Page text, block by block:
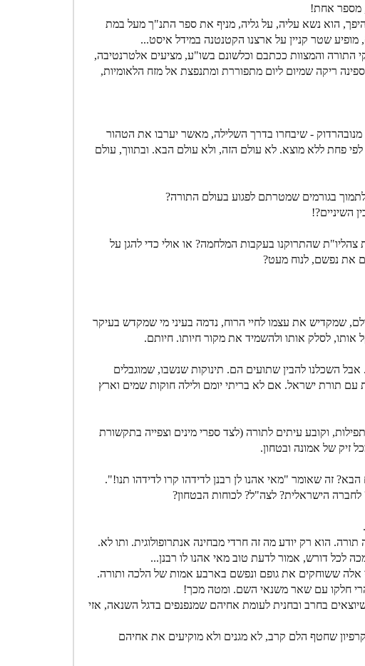
מספר אחת!
הוא נשא עליה, על גליה, מניף את ספר התנ"ך מעל במת
שטר קניין על ארצנו הקטנטנה במידל איסט...
התורה והמצוות ככתבם וכלשונם בשו"ע, מציעים אלטרנטיבה,
ריקה שמיום ליום מתפוררת ומתנפצת אל מזח הלאומיות,
- שיבחרו בדרך השלילה, מאשר יערבו את הטהור
פחת ללא מוצא. לא עולם הזה, ולא עולם הבא. ובתווך, עולם
בגורמים שמטרתם לפגוע בעולם התורה?
השיניים?!
שהתרוקנו בעקבות המלחמה? או אולי כדי להגן על
את נפשם, לנוח מעט?
שמקדיש את עצמו לחיי הרוח, נדמה בעיני מי שמקדש בעיקר
לסלק אותו ולהשמיד את מקור חיותו. חיותם.
אבל השכלנו להבין שתועים הם. תינוקות שנשבו, שמוגבלים
עם תורת ישראל. אם לא בריתי יומם ולילה חוקות שמים וארץ
וקובע עיתים לתורה (לצד ספרי מינים וצפייה בתקשורת
זיק של אמונה ובטחון.
הבא? זה שאומר "מאי אהנו לן רבנן לדידהו קרו לדידהו תנו!".
הישראלית? לצה"ל? לכוחות הבטחון?
הוא רק יודע מה זה חרדי מבחינה אנתרופולוגית. ותו לא.
לכל דורש, אמור לדעת טוב מאי אהנו לו רבנן...
אלה ששוחקים את גופם ונפשם בארבע אמות של הלכה ותורה.
הרי חלקו עם שאר משנאי השם. ומטה מכך!
בחרב ובחנית לעומת אחיהם שמנפנפים בדגל השנאה, אזי
שחטף הלם קרב, לא מגנים ולא מוקיעים את אחיהם